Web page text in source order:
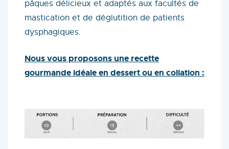
pâques délicieux et adaptés aux facultés de
mastication et de déglutition de patients
dysphagiques.
Nous vous proposons une recette
gourmande idéale en dessert ou en collation :